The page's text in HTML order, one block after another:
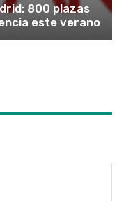
800 plazas
este verano